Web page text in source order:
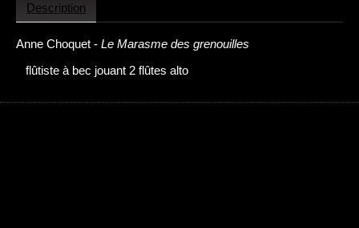
Description
Anne Choquet - Le Marasme des grenouilles
flûtiste à bec jouant 2 flûtes alto